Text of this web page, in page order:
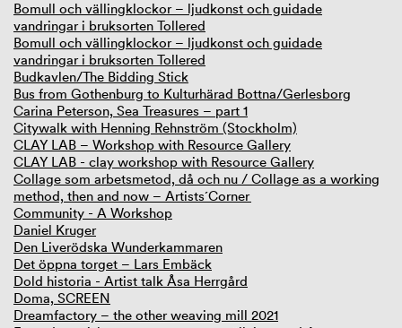
Bomull och vällingklockor – ljudkonst och guidade
vandringar i bruksorten Tollered
Bomull och vällingklockor – ljudkonst och guidade
vandringar i bruksorten Tollered
Budkavlen/The Bidding Stick
Bus from Gothenburg to Kulturhärad Bottna/Gerlesborg
Carina Peterson, Sea Treasures – part 1
Citywalk with Henning Rehnström (Stockholm)
CLAY LAB – Workshop with Resource Gallery
CLAY LAB - clay workshop with Resource Gallery
Collage som arbetsmetod, då och nu / Collage as a working
method, then and now – Artists´Corner
Community - A Workshop
Daniel Kruger
Den Liverödska Wunderkammaren
Det öppna torget – Lars Embäck
Dold historia - Artist talk Åsa Herrgård
Doma, SCREEN
Dreamfactory – the other weaving mill 2021